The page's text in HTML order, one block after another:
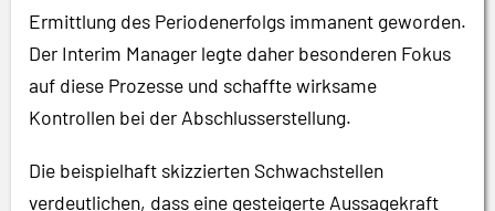
Ermittlung des Periodenerfolgs immanent geworden.
Der Interim Manager legte daher besonderen Fokus
auf diese Prozesse und schaffte wirksame
Kontrollen bei der Abschlusserstellung.
Die beispielhaft skizzierten Schwachstellen
verdeutlichen, dass eine gesteigerte Aussagekraft